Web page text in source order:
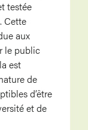
testée
Cette
aux
le public
est
de
d’être
et de